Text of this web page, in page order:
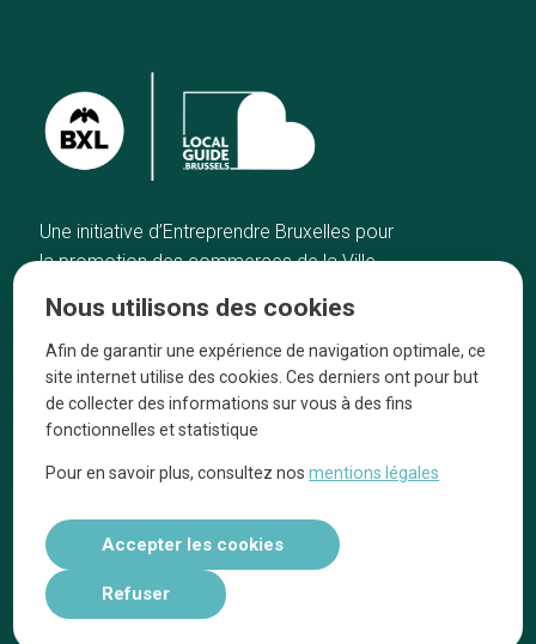
Une initiative d’Entreprendre Bruxelles pour
la promotion des commerces de la Ville
Accueil
Bonnes adresses
Quartiers
Blog
Tops 10
Artisans
A propos
On parle de nous
Nous utilisons des cookies
Afin de garantir une expérience de navigation optimale, ce
site internet utilise des cookies. Ces derniers ont pour but
de collecter des informations sur vous à des fins
fonctionnelles et statistique
Pour en savoir plus, consultez nosmentions légales
Accepter les cookies
Refuser